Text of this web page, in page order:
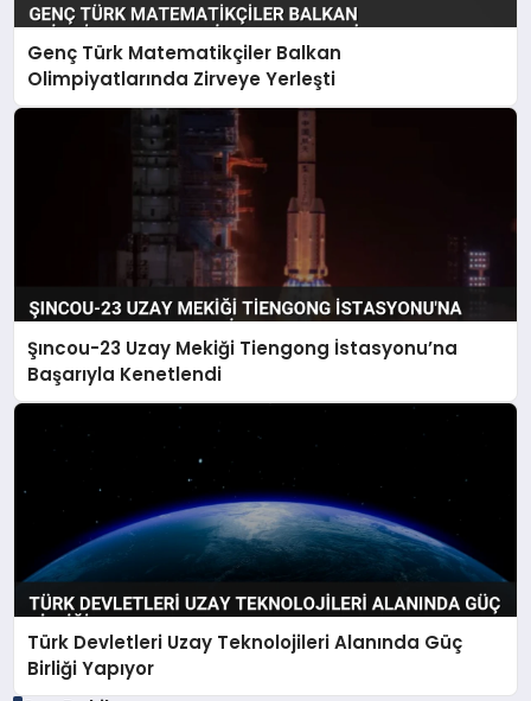
Genç Türk Matematikçiler Balkan
Olimpiyatlarında Zirveye Yerleşti
Şıncou-23 Uzay Mekiği Tiengong İstasyonu’na
Başarıyla Kenetlendi
Türk Devletleri Uzay Teknolojileri Alanında Güç
Birliği Yapıyor